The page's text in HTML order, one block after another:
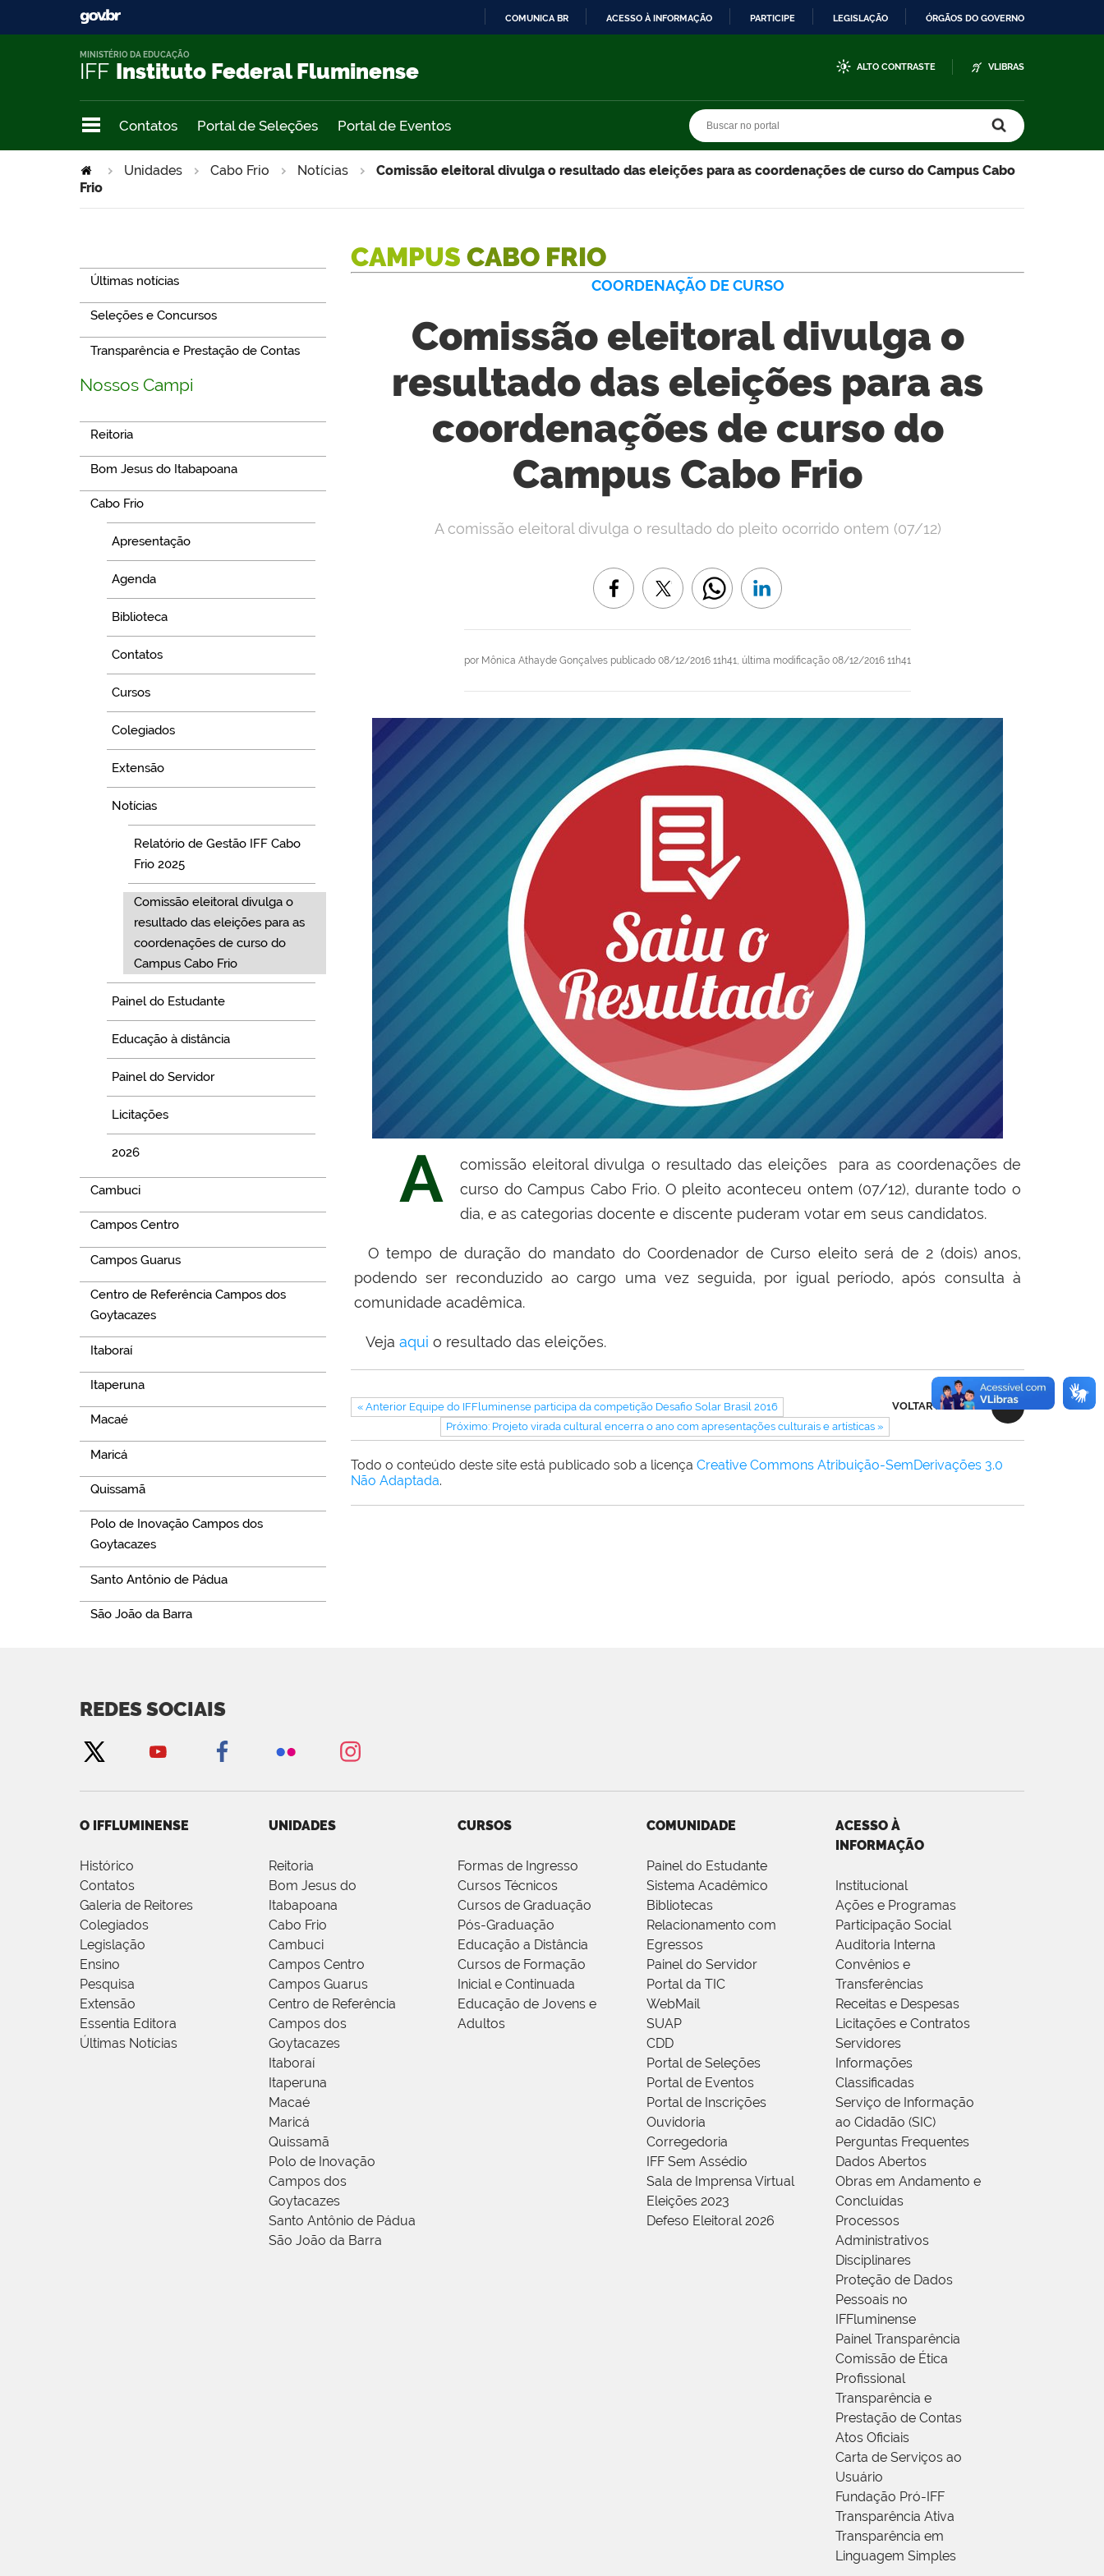
COMUNICA BR ACESSO À INFORMAÇÃO PARTICIPE LEGISLAÇÃO ÓRGÃOS DO GOVERNO
IFF Instituto Federal Fluminense
MINISTÉRIO DA EDUCAÇÃO
ALTO CONTRASTE VLIBRAS
Contatos Portal de Seleções Portal de Eventos
Unidades Cabo Frio Notícias
Comissão eleitoral divulga o resultado das eleições para as coordenações de curso do Campus Cabo
Frio
Últimas notícias
Seleções e Concursos
Transparência e Prestação de Contas
Nossos Campi
Reitoria
Bom Jesus do Itabapoana
Cabo Frio
Apresentação
Agenda
Biblioteca
Contatos
Cursos
Colegiados
Extensão
Notícias
Relatório de Gestão IFF Cabo
Frio 2025
Comissão eleitoral divulga o
resultado das eleições para as
coordenações de curso do
Campus Cabo Frio
Painel do Estudante
Educação à distância
Painel do Servidor
Licitações
2026
Cambuci
Campos Centro
Campos Guarus
Centro de Referência Campos dos
Goytacazes
Itaboraí
Itaperuna
Macaé
Maricá
Quissamã
Polo de Inovação Campos dos
Goytacazes
Santo Antônio de Pádua
São João da Barra
CAMPUS CABO FRIO
COORDENAÇÃO DE CURSO
Comissão eleitoral divulga o
resultado das eleições para as
coordenações de curso do
Campus Cabo Frio
por Mônica Athayde Gonçalves publicado 08/12/2016 11h41, última modificação 08/12/2016 11h41
A comissão eleitoral divulga o resultado do pleito ocorrido ontem (07/12)
A
comissão eleitoral divulga o resultado das eleições para as coordenações de
curso do Campus Cabo Frio. O pleito aconteceu ontem (07/12), durante todo o
dia, e as categorias docente e discente puderam votar em seus candidatos.
O tempo de duração do mandato do Coordenador de Curso eleito será de 2 (dois) anos,
podendo ser reconduzido ao cargo uma vez seguida, por igual período, após consulta à
comunidade acadêmica.
Veja aqui o resultado das eleições.
VOLTAR AO TOPO
« Anterior Equipe do IFFluminense participa da competição Desafio Solar Brasil 2016
Próximo: Projeto virada cultural encerra o ano com apresentações culturais e artísticas »
Todo o conteúdo deste site está publicado sob a licença Creative Commons Atribuição-SemDerivações 3.0
Não Adaptada.
REDES SOCIAIS
O IFFLUMINENSE
Histórico
Contatos
Galeria de Reitores
Colegiados
Legislação
Ensino
Pesquisa
Extensão
Essentia Editora
Últimas Notícias
UNIDADES
Reitoria
Bom Jesus do
Itabapoana
Cabo Frio
Cambuci
Campos Centro
Campos Guarus
Centro de Referência
Campos dos
Goytacazes
Itaboraí
Itaperuna
Macaé
Maricá
Quissamã
Polo de Inovação
Campos dos
Goytacazes
Santo Antônio de Pádua
São João da Barra
CURSOS
Formas de Ingresso
Cursos Técnicos
Cursos de Graduação
Pós-Graduação
Educação a Distância
Cursos de Formação
Inicial e Continuada
Educação de Jovens e
Adultos
COMUNIDADE
Painel do Estudante
Sistema Acadêmico
Bibliotecas
Relacionamento com
Egressos
Painel do Servidor
Portal da TIC
WebMail
SUAP
CDD
Portal de Seleções
Portal de Eventos
Portal de Inscrições
Ouvidoria
Corregedoria
IFF Sem Assédio
Sala de Imprensa Virtual
Eleições 2023
Defeso Eleitoral 2026
ACESSO À
INFORMAÇÃO
Institucional
Ações e Programas
Participação Social
Auditoria Interna
Convênios e
Transferências
Receitas e Despesas
Licitações e Contratos
Servidores
Informações
Classificadas
Serviço de Informação
ao Cidadão (SIC)
Perguntas Frequentes
Dados Abertos
Obras em Andamento e
Concluídas
Processos
Administrativos
Disciplinares
Proteção de Dados
Pessoais no
IFFluminense
Painel Transparência
Comissão de Ética
Profissional
Transparência e
Prestação de Contas
Atos Oficiais
Carta de Serviços ao
Usuário
Fundação Pró-IFF
Transparência Ativa
Transparência em
Linguagem Simples